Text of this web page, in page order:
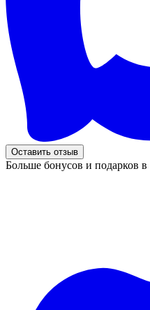
Оставить отзыв
Больше бонусов и подарков